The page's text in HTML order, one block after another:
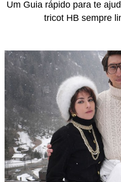
Um Guia rápido para te
tricot HB sempre